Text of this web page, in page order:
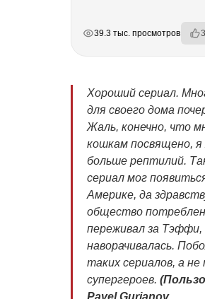
39.3 тыс. просмотров
Хороший сериал.
для своего дома
Жаль, конечно, что
кошкам посвящено,
больше рептилий.
сериал мог
Америке, да
общество
переживал за Тэффи,
наворачивалась.
таких сериалов, а не
супергероев.